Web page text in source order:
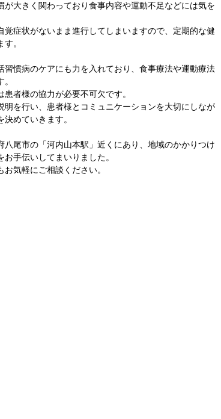
が大きく関わっており食事内容や運動不足などには気を
覚症状がないまま進行してしまいますので、定期的な健
。
習慣病のケアにも力を入れており、食事療法や運動療法
者様の協力が必要不可欠です。
明を行い、患者様とコミュニケーションを大切にしなが
決めていきます。
八尾市の「河内山本駅」近くにあり、地域のかかりつけ
お手伝いしてまいりました。
お気軽にご相談ください。